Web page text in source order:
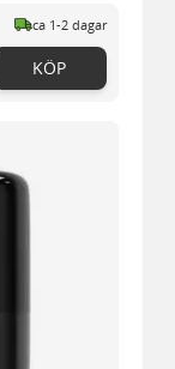
ca 1-2 dagar
KÖP